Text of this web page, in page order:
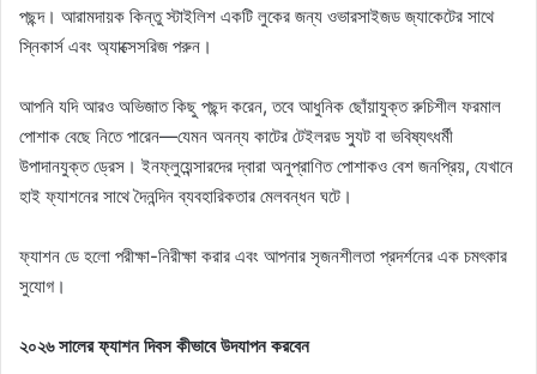
পছন্দ। আরামদায়ক কিন্তু স্টাইলিশ একটি লুকের জন্য ওভারসাইজড জ্যাকেটের সাথে
স্নিকার্স এবং অ্যাক্সেসরিজ পরুন।
আপনি যদি আরও অভিজাত কিছু পছন্দ করেন, তবে আধুনিক ছোঁয়াযুক্ত রুচিশীল ফরমাল
পোশাক বেছে নিতে পারেন—যেমন অনন্য কাটের টেইলরড স্যুট বা ভবিষ্যৎধর্মী
উপাদানযুক্ত ড্রেস। ইনফ্লুয়েন্সারদের দ্বারা অনুপ্রাণিত পোশাকও বেশ জনপ্রিয়, যেখানে
হাই ফ্যাশনের সাথে দৈনন্দিন ব্যবহারিকতার মেলবন্ধন ঘটে।
ফ্যাশন ডে হলো পরীক্ষা-নিরীক্ষা করার এবং আপনার সৃজনশীলতা প্রদর্শনের এক চমৎকার
সুযোগ।
২০২৬ সালের ফ্যাশন দিবস কীভাবে উদযাপন করবেন